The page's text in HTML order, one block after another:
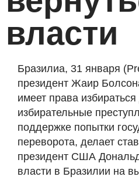
власти
Бразилиа, 31 января
президент Жаир
имеет права
избирательные
поддержке попытки
переворота, делает
президент США
власти в Бразилии на